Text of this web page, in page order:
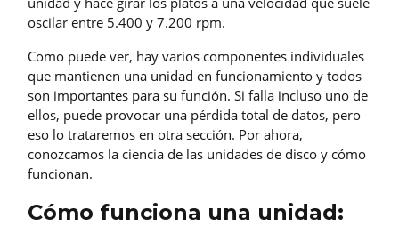
oscilar entre 5.400 y 7.200 rpm.
Como puede ver, hay varios componentes individuales
que mantienen una unidad en funcionamiento y todos
son importantes para su función. Si falla incluso uno de
ellos, puede provocar una pérdida total de datos, pero
eso lo trataremos en otra sección. Por ahora,
conozcamos la ciencia de las unidades de disco y cómo
funcionan.
Cómo funciona una unidad: